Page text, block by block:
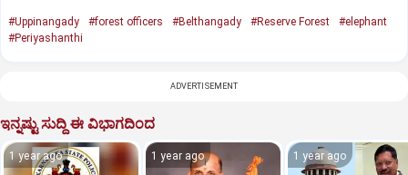
#Uppinangady #forest officers #Belthangady #Reserve Forest
#elephant
#Periyashanthi
ADVERTISEMENT
ಇನ್ನಷ್ಟು ಸುದ್ದಿ ಈ ವಿಭಾಗದಿಂದ
1 year ago 1 year ago 1 year ago